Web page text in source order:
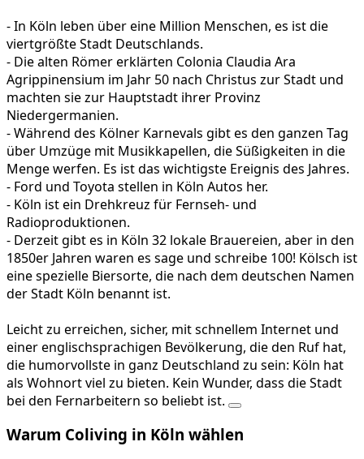
- In Köln leben über eine Million Menschen, es ist die
viertgrößte Stadt Deutschlands.
- Die alten Römer erklärten Colonia Claudia Ara
Agrippinensium im Jahr 50 nach Christus zur Stadt und
machten sie zur Hauptstadt ihrer Provinz
Niedergermanien.
- Während des Kölner Karnevals gibt es den ganzen Tag
über Umzüge mit Musikkapellen, die Süßigkeiten in die
Menge werfen. Es ist das wichtigste Ereignis des Jahres.
- Ford und Toyota stellen in Köln Autos her.
- Köln ist ein Drehkreuz für Fernseh- und
Radioproduktionen.
- Derzeit gibt es in Köln 32 lokale Brauereien, aber in den
1850er Jahren waren es sage und schreibe 100! Kölsch ist
eine spezielle Biersorte, die nach dem deutschen Namen
der Stadt Köln benannt ist.
Leicht zu erreichen, sicher, mit schnellem Internet und
einer englischsprachigen Bevölkerung, die den Ruf hat,
die humorvollste in ganz Deutschland zu sein: Köln hat
als Wohnort viel zu bieten. Kein Wunder, dass die Stadt
bei den Fernarbeitern so beliebt ist.
Warum Coliving in Köln wählen